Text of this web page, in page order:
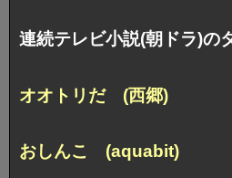
連続テレビ小説(朝ドラ)の
オオトリだ (西郷)
おしんこ (aquabit)